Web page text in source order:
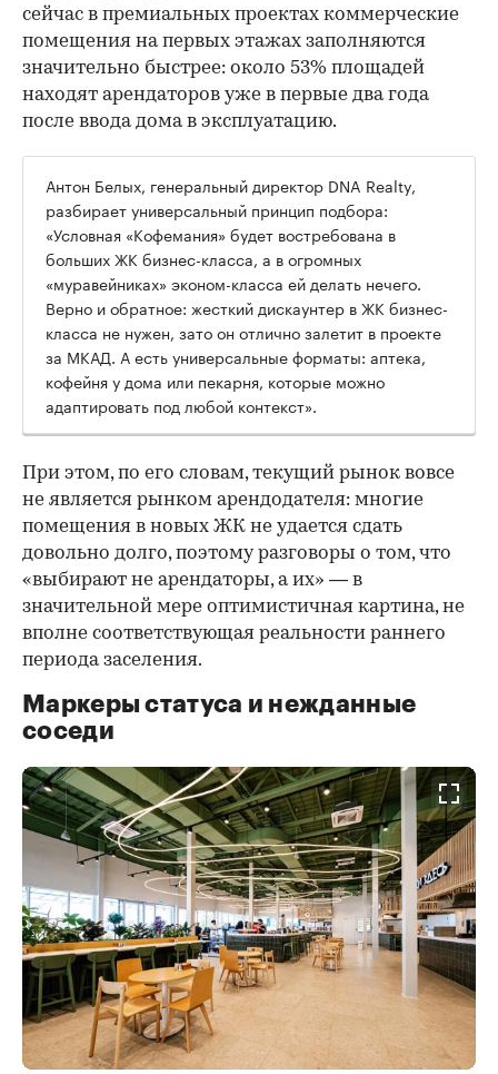
сейчас в премиальных проектах коммерческие
помещения на первых этажах заполняются
значительно быстрее: около 53% площадей
находят арендаторов уже в первые два года
после ввода дома в эксплуатацию.
Антон Белых, генеральный директор DNA Realty,
разбирает универсальный принцип подбора:
«Условная «Кофемания» будет востребована в
больших ЖК бизнес-класса, а в огромных
«муравейниках» эконом-класса ей делать нечего.
Верно и обратное: жесткий дискаунтер в ЖК бизнес-
класса не нужен, зато он отлично залетит в проекте
за МКАД. А есть универсальные форматы: аптека,
кофейня у дома или пекарня, которые можно
адаптировать под любой контекст».
При этом, по его словам, текущий рынок вовсе
не является рынком арендодателя: многие
помещения в новых ЖК не удается сдать
довольно долго, поэтому разговоры о том, что
«выбирают не арендаторы, а их» — в
значительной мере оптимистичная картина, не
вполне соответствующая реальности раннего
периода заселения.
Маркеры статуса и нежданные
соседи